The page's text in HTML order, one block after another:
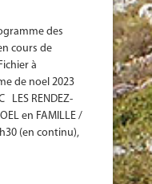
des
cours de
à
de noel 2023
LES RENDEZ-
en FAMILLE /
(en continu),